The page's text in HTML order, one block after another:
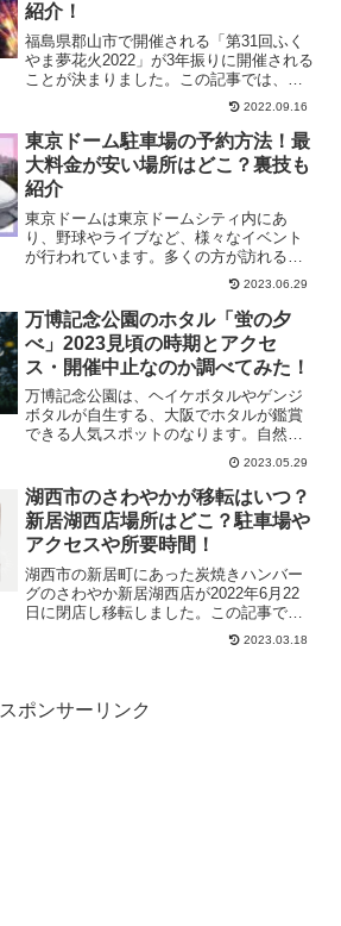
紹介！
福島県郡山市で開催される「第31回ふく
やま夢花火2022」が3年振りに開催される
ことが決まりました。この記事では、ふ
くやま夢花火2022の日程や打ち上げ時
間、有料観覧席や駐車場、打ち上げ場所
の詳細や穴場の鑑賞スポット、屋台の出
店するかや見ど...
2022.09.16
東京ドーム駐車場の予約方法！最
大料金が安い場所はどこ？裏技も
紹介
東京ドームは東京ドームシティ内にあ
り、野球やライブなど、様々なイベント
が行われています。多くの方が訪れる東
京ドームですが、車で来場する人もいま
すよね。この記事では、東京ドームの公
式駐車場の場所や入り口はどこか？駐車
場の混雑、営業時間や駐車台...
2023.06.29
万博記念公園のホタル「蛍の夕
べ」2023見頃の時期とアクセ
ス・開催中止なのか調べてみた！
万博記念公園は、ヘイケボタルやゲンジ
ボタルが自生する、大阪でホタルが鑑賞
できる人気スポットのなります。自然豊
かな日本庭園や木漏れ日の滝周辺で美し
く光り輝くホタルを見ることができま
す。ホタルの見頃の時期には「蛍の夕
べ」というホタル鑑賞イベント...
2023.05.29
湖西市のさわやかが移転はいつ？
新居湖西店場所はどこ？駐車場や
アクセスや所要時間！
湖西市の新居町にあった炭焼きハンバー
グのさわやか新居湖西店が2022年6月22
日に閉店し移転しました。この記事で
は、新居湖西店の移転はいつなのか？移
転先のさわやか湖西浜名湖店のアクセス
2023.03.18
スポンサーリンク